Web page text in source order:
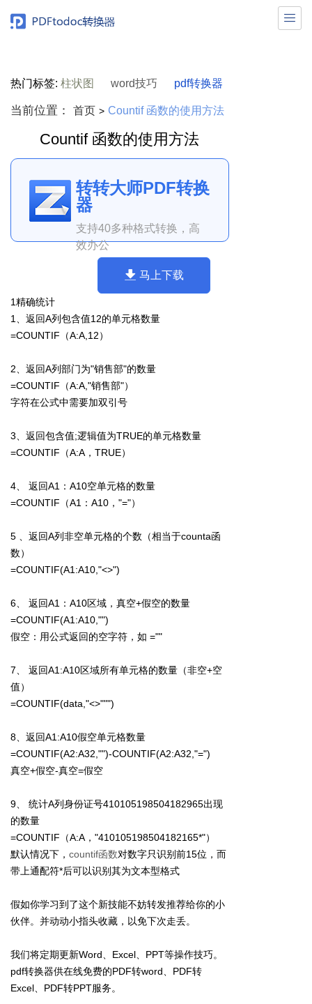

热门标签: 柱状图 word技巧 pdf转换器
当前位置： 首页 > Countif 函数的使用方法
Countif 函数的使用方法
转转大师PDF转换
器
支持40多种格式转换，高
效办公
马上下载
1精确统计
1、返回A列包含值12的单元格数量
=COUNTIF（A:A,12）
2、返回A列部门为"销售部"的数量
=COUNTIF（A:A,"销售部"）
字符在公式中需要加双引号
3、返回包含值;逻辑值为TRUE的单元格数量
=COUNTIF（A:A，TRUE）
4、 返回A1：A10空单元格的数量
=COUNTIF（A1：A10，"="）
5 、返回A列非空单元格的个数（相当于counta函
数）
=COUNTIF(A1:A10,"<>")
6、 返回A1：A10区域，真空+假空的数量
=COUNTIF(A1:A10,"")
假空：用公式返回的空字符，如 =""
7、 返回A1:A10区域所有单元格的数量（非空+空
值）
=COUNTIF(data,"<>""")
8、返回A1:A10假空单元格数量
=COUNTIF(A2:A32,"")-COUNTIF(A2:A32,"=")
真空+假空-真空=假空
9、 统计A列身份证号410105198504182965出现
的数量
=COUNTIF（A:A，"410105198504182165*"）
默认情况下， countif函数对数字只识别前15位，而
带上通配符*后可以识别其为文本型格式
假如你学习到了这个新技能不妨转发推荐给你的小
伙伴。并动动小指头收藏，以免下次走丢。
我们将定期更新Word、Excel、PPT等操作技巧。
pdf转换器供在线免费的PDF转word、PDF转
Excel、PDF转PPT服务。